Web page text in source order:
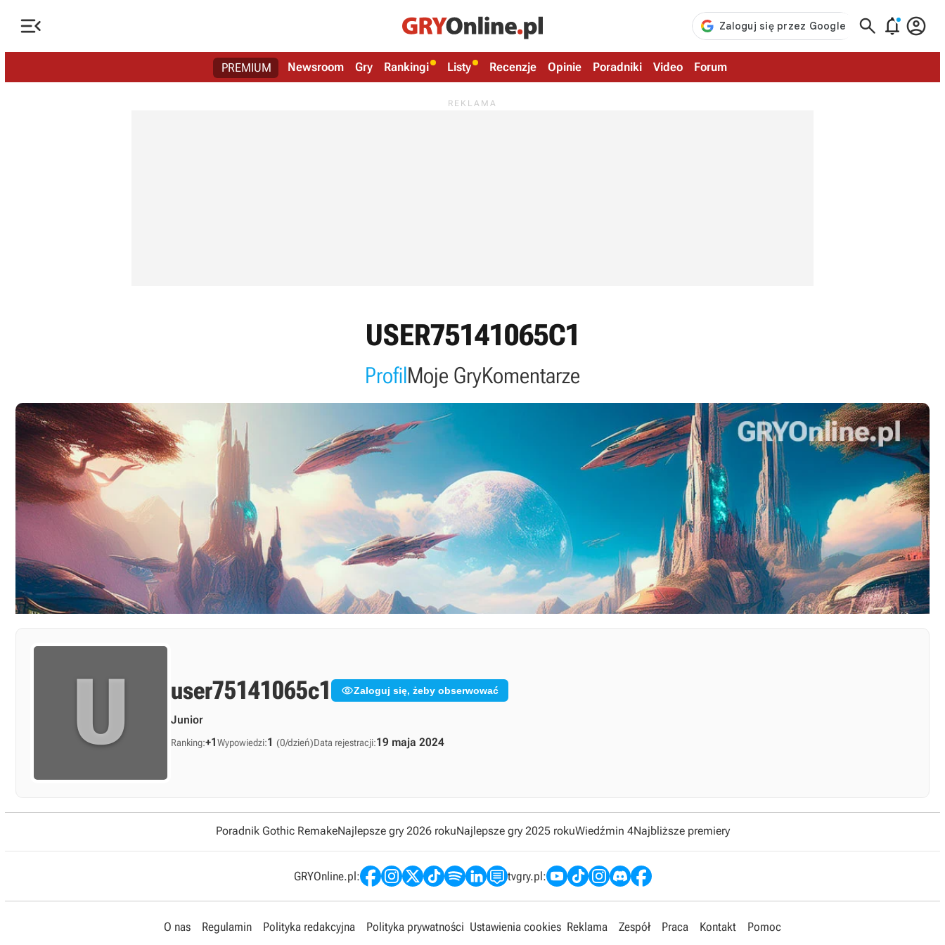
   
PREMIUM Newsroom Gry Rankingi Listy Recenzje Opinie Poradniki Video Forum
USER75141065C1
ProfilMoje GryKomentarze
U user75141065c1 Zaloguj się, żeby obserwować
Junior
Ranking:+1Wypowiedzi:1 (0/dzień)Data rejestracji:19 maja 2024
Poradnik Gothic RemakeNajlepsze gry 2026 rokuNajlepsze gry 2025 rokuWiedźmin 4Najbliższe premiery
GRYOnline.pl: tvgry.pl:
O nas Regulamin Polityka redakcyjna Polityka prywatności Ustawienia cookies Reklama Zespół Praca Kontakt Pomoc